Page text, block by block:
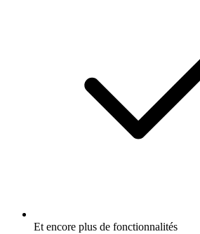
Et encore plus de fonctionnalités